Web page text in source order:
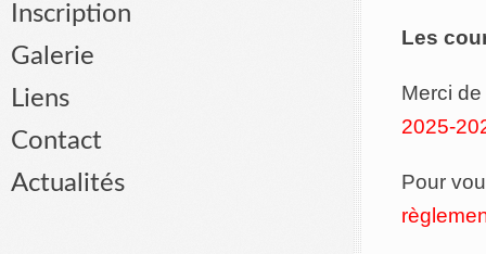
Les
Merci
2025-
Pour
Inscription
Galerie
Liens
Contact
Actualités